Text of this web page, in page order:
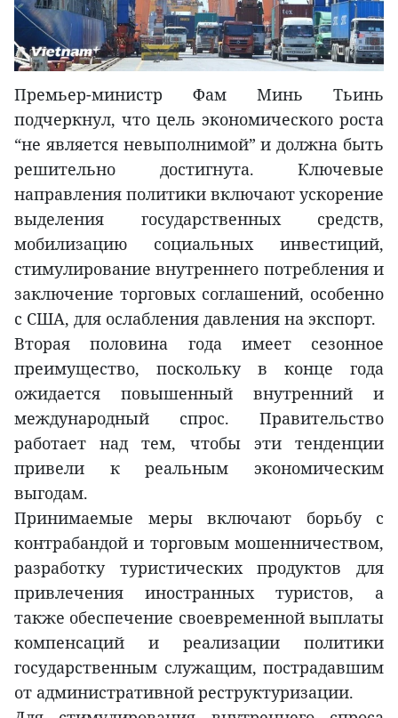
Премьер-министр Фам Минь Тьинь
подчеркнул, что цель экономического роста
“не является невыполнимой” и должна быть
решительно достигнута. Ключевые
направления политики включают ускорение
выделения государственных средств,
мобилизацию социальных инвестиций,
стимулирование внутреннего потребления и
заключение торговых соглашений, особенно
с США, для ослабления давления на экспорт.
Вторая половина года имеет сезонное
преимущество, поскольку в конце года
ожидается повышенный внутренний и
международный спрос. Правительство
работает над тем, чтобы эти тенденции
привели к реальным экономическим
выгодам.
Принимаемые меры включают борьбу с
контрабандой и торговым мошенничеством,
разработку туристических продуктов для
привлечения иностранных туристов, а
также обеспечение своевременной выплаты
компенсаций и реализации политики
государственным служащим, пострадавшим
от административной реструктуризации.